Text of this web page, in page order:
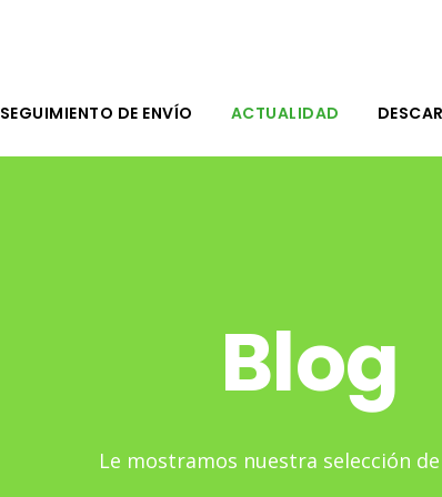
SEGUIMIENTO DE ENVÍO ACTUALIDAD
Blog
Le mostramos nuestra selección